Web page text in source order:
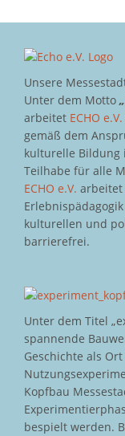
Unsere
Unter dem Motto
arbeitet ECHO e.V.
gemäß dem
kulturelle Bildung
Teilhabe für alle
ECHO e.V. arbeitet
kulturellen und
barrierefrei.
Unter dem Titel
spannende
Geschichte als
Kopfbau
bespielt werden.